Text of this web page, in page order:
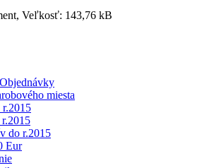
Veľkosť: 143,76 kB
miesta
do r.2015
Eur